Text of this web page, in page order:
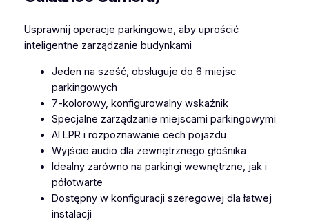
r
ą
d
Usprawnij operacje parkingowe, aby uprościć
inteligentne zarządzanie budynkami
Jeden na sześć, obsługuje do 6 miejsc
parkingowych
7-kolorowy, konfigurowalny wskaźnik
Specjalne zarządzanie miejscami parkingowymi
AI LPR i rozpoznawanie cech pojazdu
Wyjście audio dla zewnętrznego głośnika
Idealny zarówno na parkingi wewnętrzne, jak i
półotwarte
Dostępny w konfiguracji szeregowej dla łatwej
instalacji